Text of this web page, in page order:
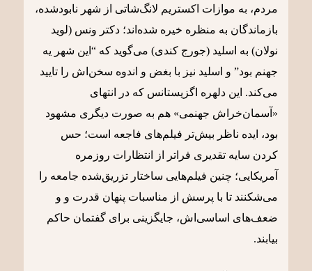
مردم، به موازات اکستریم لانگ‌شاتی از شهر نابودشده،
بازماندگان به منظره خیره شده‌اند؛ دکتر ونس (لوید
نولان) به اسلید (جورج کندی) می‌گوید که “این شهر یه
جهنم بود” و اسلید نیز با بغض و اندوه سخن‌اش را تایید
می‌کند. این دلهره اگزیستانس که در انتهای
«آسمان‌خراش جهنمی» هم به صورت دیگری مشهود
بود، ایده ناظر بیش‌تر فیلم‌های فاجعه است؛ حس
کردن سایه تقدیری فراتر از انتظارات روزمره
آمریکایی؛ چنین فیلم‌هایی ساختار تزریق‌شده جامعه را
می‌شکنند تا با پرسش از مناسبات پنهان قدرت و و
ضعف‌های اساسی‌‌اش، جایگزینی برای گفتمان حاکم
بیابند.